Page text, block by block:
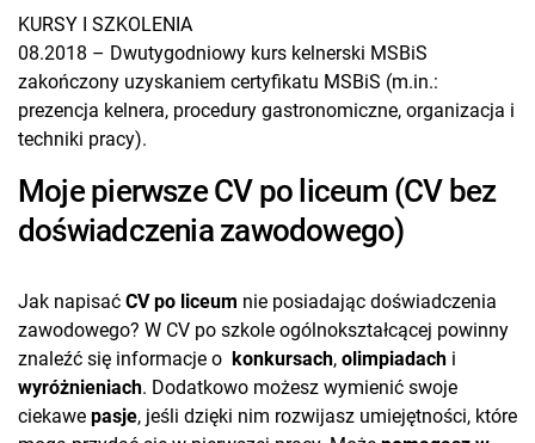
KURSY I SZKOLENIA
08.2018 – Dwutygodniowy kurs kelnerski MSBiS
zakończony uzyskaniem certyfikatu MSBiS (m.in.:
prezencja kelnera, procedury gastronomiczne, organizacja i
techniki pracy).
Moje pierwsze CV po liceum (CV bez
doświadczenia zawodowego)
Jak napisać CV po liceum nie posiadając doświadczenia
zawodowego? W CV po szkole ogólnokształcącej powinny
znaleźć się informacje o konkursach, olimpiadach i
wyróżnieniach. Dodatkowo możesz wymienić swoje
ciekawe pasje, jeśli dzięki nim rozwijasz umiejętności, które